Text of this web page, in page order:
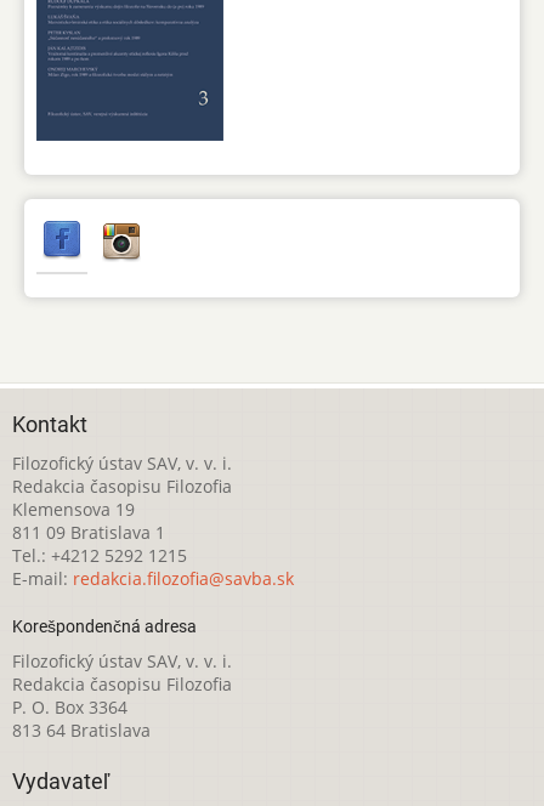
Kontakt
Filozofický ústav SAV, v. v. i.
Redakcia časopisu Filozofia
Klemensova 19
811 09 Bratislava 1
Tel.: +4212 5292 1215
E-mail: redakcia.filozofia@savba.sk
Korešpondenčná adresa
Filozofický ústav SAV, v. v. i.
Redakcia časopisu Filozofia
P. O. Box 3364
813 64 Bratislava
Vydavateľ